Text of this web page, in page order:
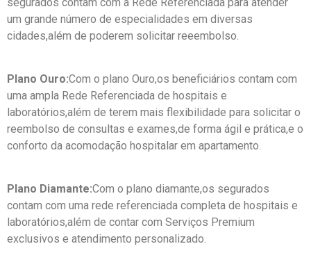
um grande número de especialidades em diversas
cidades,além de poderem solicitar reeembolso.
Plano Ouro:Com o plano Ouro,os beneficiários contam com
uma ampla Rede Referenciada de hospitais e
laboratórios,além de terem mais flexibilidade para solicitar o
reembolso de consultas e exames,de forma ágil e prática,e o
conforto da acomodação hospitalar em apartamento.
Plano Diamante:Com o plano diamante,os segurados
contam com uma rede referenciada completa de hospitais e
laboratórios,além de contar com Serviços Premium
exclusivos e atendimento personalizado.